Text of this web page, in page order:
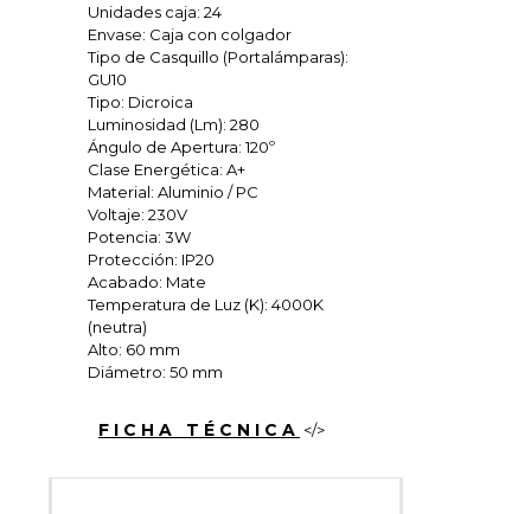
Unidades caja: 24
Envase: Caja con colgador
Tipo de Casquillo (Portalámparas):
GU10
Tipo: Dicroica
Luminosidad (Lm): 280
Ángulo de Apertura: 120º
Clase Energética: A+
Material: Aluminio / PC
Voltaje: 230V
Potencia: 3W
Protección: IP20
Acabado: Mate
Temperatura de Luz (K): 4000K
(neutra)
Alto: 60 mm
Diámetro: 50 mm
FICHA TÉCNICA </>